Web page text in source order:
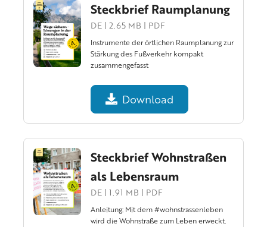
Steckbrief Raumplanung
DE | 2.65 MB | PDF
Instrumente der örtlichen Raumplanung zur
Stärkung des Fußverkehr kompakt
zusammengefasst
Download
Steckbrief Wohnstraßen
als Lebensraum
DE | 1.91 MB | PDF
Anleitung: Mit dem #wohnstrassenleben
wird die Wohnstraße zum Leben erweckt.